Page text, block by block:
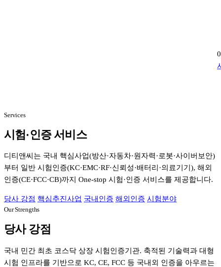
Services
시험·인증 서비스
디티앤씨는 국내 핵심사업(방산·자동차·원자력·로봇·사이버보안)
부터 일반 시험인증(KC·EMC·RF·신뢰성·배터리·의료기기), 해외
인증(CE·FCC·CB)까지 One-stop 시험·인증 서비스를 제공합니다.
당사 강점 핵심추진사업 국내인증 해외인증 시험분야
Our Strengths
당사 강점
국내 민간 최초 코스닥 상장 시험인증기관. 축적된 기술력과 대형
시험 인프라를 기반으로 KC, CE, FCC 등 국내외 인증을 아우르는